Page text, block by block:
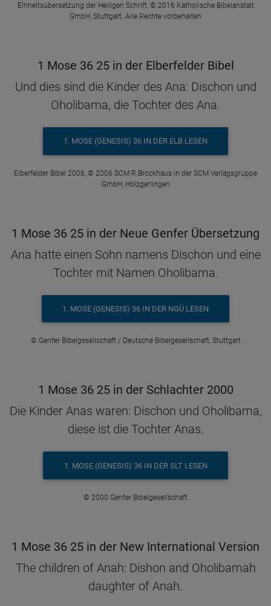
Einheitsübersetzung der Heiligen Schrift, © 2016 Katholische Bibelanstalt
GmbH, Stuttgart. Alle Rechte vorbehalten
1 Mose 36 25 in der Elberfelder Bibel
Und dies sind die Kinder des Ana: Dischon und
Oholibama, die Tochter des Ana.
1. MOSE (GENESIS) 36 IN DER ELB LESEN
Elberfelder Bibel 2006, © 2006 SCM R.Brockhaus in der SCM Verlagsgruppe
GmbH, Holzgerlingen
1 Mose 36 25 in der Neue Genfer Übersetzung
Ana hatte einen Sohn namens Dischon und eine
Tochter mit Namen Oholibama.
1. MOSE (GENESIS) 36 IN DER NGÜ LESEN
© Genfer Bibelgesellschaft / Deutsche Bibelgesellschaft, Stuttgart
1 Mose 36 25 in der Schlachter 2000
Die Kinder Anas waren: Dischon und Oholibama,
diese ist die Tochter Anas.
1. MOSE (GENESIS) 36 IN DER SLT LESEN
© 2000 Genfer Bibelgesellschaft
1 Mose 36 25 in der New International Version
The children of Anah: Dishon and Oholibamah
daughter of Anah.